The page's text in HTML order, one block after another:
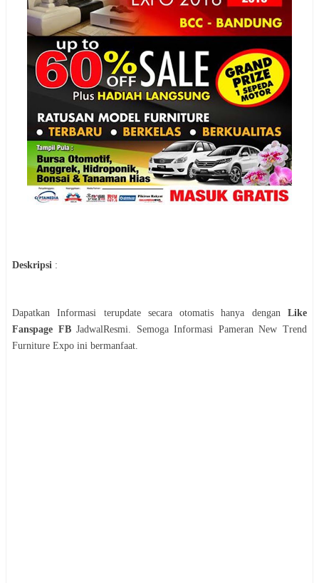
Deskripsi :
Dapatkan Informasi terupdate secara otomatis hanya dengan Like
Fanspage FBJadwalResmi. Semoga Informasi Pameran New Trend
Furniture Expo ini bermanfaat.